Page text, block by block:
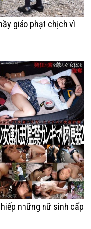
giáo phạt chịch vì
những nữ sinh cấp